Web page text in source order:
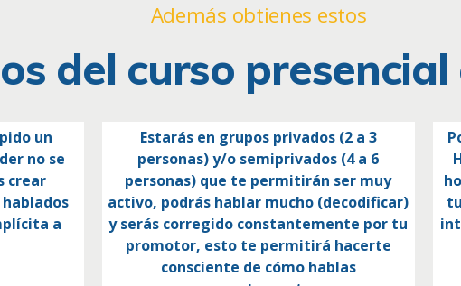
Además obtienes estos
del curso
un
no se
crear
a
Estarás en grupos privados (2 a 3
personas) y/o semiprivados (4 a 6
personas) que te permitirán ser muy
activo, podrás hablar mucho (decodificar)
y serás corregido constantemente por tu
promotor, esto te permitirá hacerte
consciente de cómo hablas